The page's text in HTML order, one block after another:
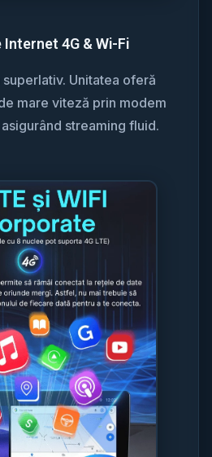
Internet 4G & Wi-Fi
Unitatea oferă
mare viteză prin modem
streaming fluid.